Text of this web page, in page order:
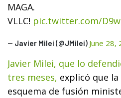
MAGA.
VLLC! pic.twitter.com/
— Javier Milei (@JMilei) June 28,
Javier Milei, que lo
tres meses, explicó que
esquema de fusión